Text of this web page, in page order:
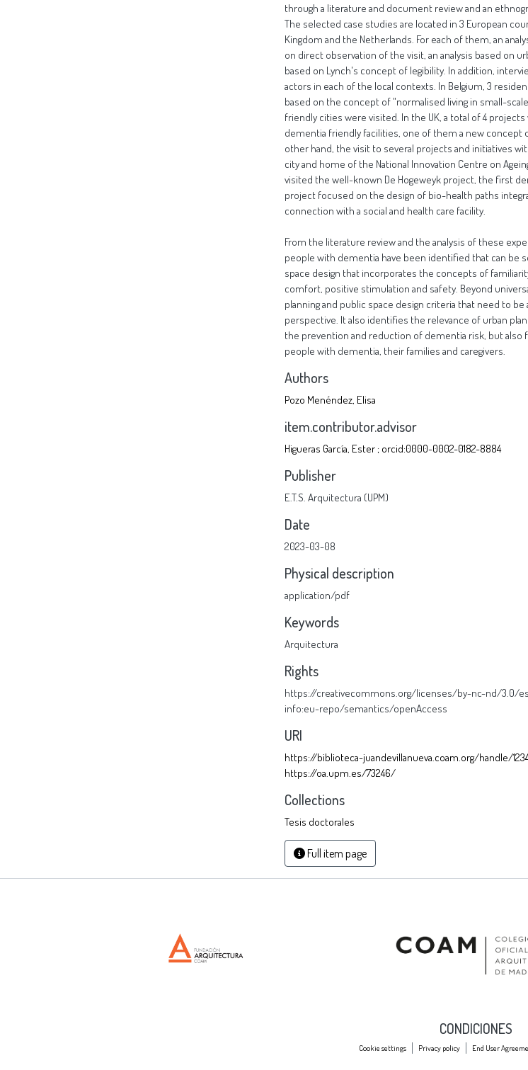
through a literature and document review and an
The selected case studies are located in 3 European
Kingdom and the Netherlands. For each of them, an
on direct observation of the visit, an analysis based on
based on Lynch's concept of legibility. In addition,
actors in each of the local contexts. In Belgium, 3
based on the concept of "normalised living in small-
friendly cities were visited. In the UK, a total of 4
dementia friendly facilities, one of them a new concept
other hand, the visit to several projects and initiatives
city and home of the National Innovation Centre on
visited the well-known De Hogeweyk project, the first
project focused on the design of bio-health paths
connection with a social and health care facility.
From the literature review and the analysis of these
people with dementia have been identified that can be
space design that incorporates the concepts of
comfort, positive stimulation and safety. Beyond
planning and public space design criteria that need to
perspective. It also identifies the relevance of urban
the prevention and reduction of dementia risk, but also
people with dementia, their families and caregivers.
Authors
Pozo Menéndez, Elisa
item.contributor.advisor
Higueras García, Ester ; orcid:0000-0002-0182-8884
Publisher
E.T.S. Arquitectura (UPM)
Date
2023-03-08
Physical description
application/pdf
Keywords
Arquitectura
Rights
https://creativecommons.org/licenses/by-nc-nd/3.0/
info:eu-repo/semantics/openAccess
URI
https://biblioteca-juandevillanueva.coam.org/handle/
https://oa.upm.es/73246/
Collections
Tesis doctorales
Full item page
CONDICIONES
Cookie settings Privacy policy End User